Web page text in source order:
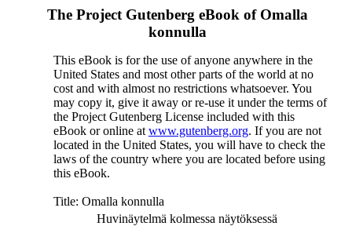
The Project Gutenberg eBook of Omalla
konnulla
This eBook is for the use of anyone anywhere in the
United States and most other parts of the world at no
cost and with almost no restrictions whatsoever. You
may copy it, give it away or re-use it under the terms of
the Project Gutenberg License included with this
eBook or online at www.gutenberg.org. If you are not
located in the United States, you will have to check the
laws of the country where you are located before using
this eBook.
Title: Omalla konnulla
Huvinäytelmä kolmessa näytöksessä